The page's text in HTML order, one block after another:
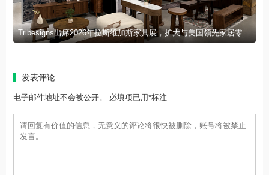
发表评论
电子邮件地址不会被公开。 必填项已用*标注